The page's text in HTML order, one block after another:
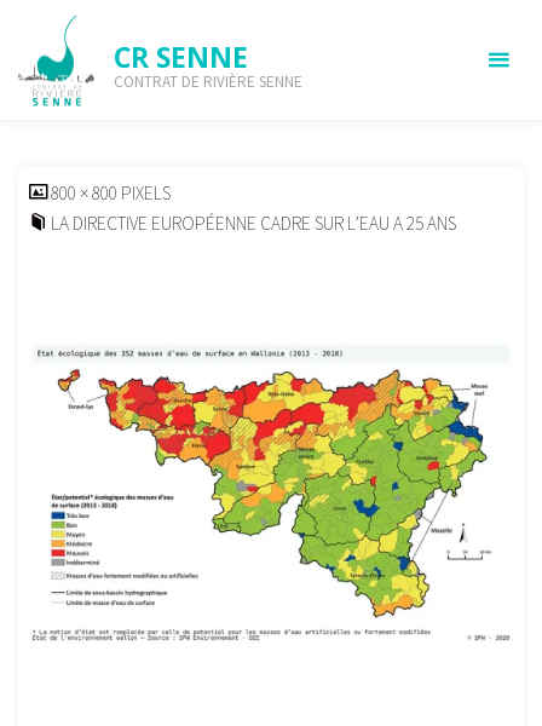
content
CR SENNE
CONTRAT DE RIVIÈRE SENNE
25-ans-dece-02
FULL
SIZE
800 × 800 PIXELS
LA DIRECTIVE EUROPÉENNE CADRE SUR L’EAU A 25 ANS